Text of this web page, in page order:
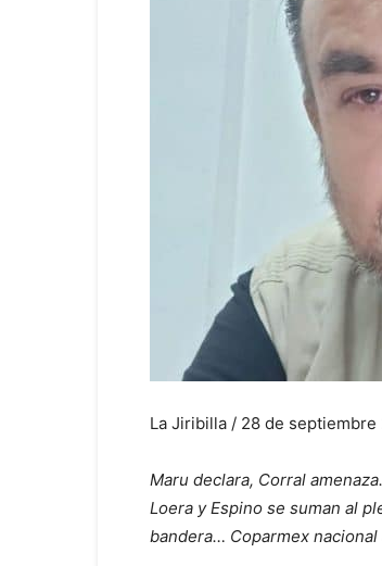
La Jiribilla / 28 de septiembre
Maru declara, Corral
Loera y Espino se suman al
bandera… Coparmex